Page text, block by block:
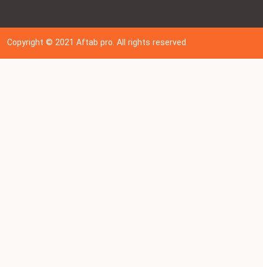
Copyright © 202 1Aftab pro. All rights reserved.